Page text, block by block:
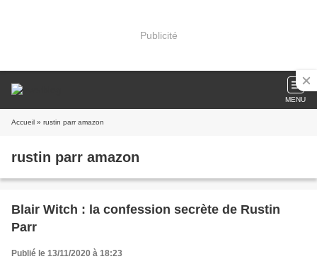
Publicité
MENU
Accueil » rustin parr amazon
rustin parr amazon
Blair Witch : la confession secrète de Rustin
Parr
Publié le 13/11/2020 à 18:23